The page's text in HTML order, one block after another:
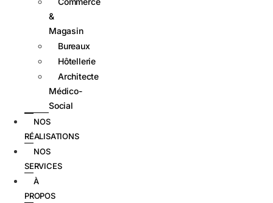
&
Magasin
Bureaux
Hôtellerie
Architecte
Médico-
Social
NOS
RÉALISATIONS
NOS
SERVICES
À
PROPOS